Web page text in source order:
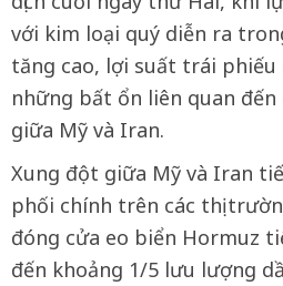
với kim loại quý diễn ra
tăng cao, lợi suất trái phiếu
những bất ổn liên quan đến
giữa Mỹ và Iran.
Xung đột giữa Mỹ và Iran
phối chính trên các thị
đóng cửa eo biển Hormuz
đến khoảng 1/5 lưu lượng